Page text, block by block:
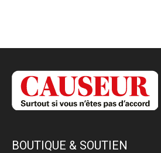
BOUTIQUE & SOUTIEN